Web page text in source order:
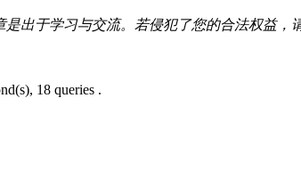
出于学习与交流。若侵犯了您的合法权益
18 queries .